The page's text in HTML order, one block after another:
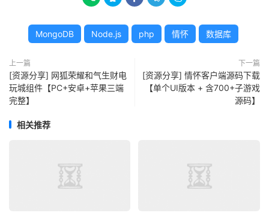
MongoDB Node.js php 情怀 数据库
上一篇
[资源分享] 网狐荣耀和气生财电
玩城组件【PC+安卓+苹果三端
完整】
下一篇
[资源分享] 情怀客户端源码下载
【单个UI版本 + 含700+子游戏
源码】
相关推荐